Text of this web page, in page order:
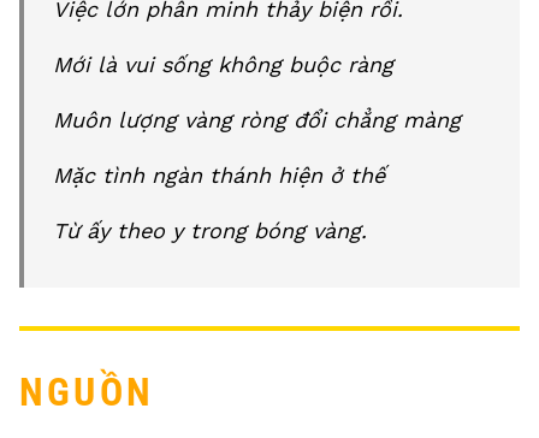
Việc lớn phân minh thảy biện rồi.
Mới là vui sống không buộc ràng
Muôn lượng vàng ròng đổi chẳng màng
Mặc tình ngàn thánh hiện ở thế
Từ ấy theo y trong bóng vàng.
NGUỒN